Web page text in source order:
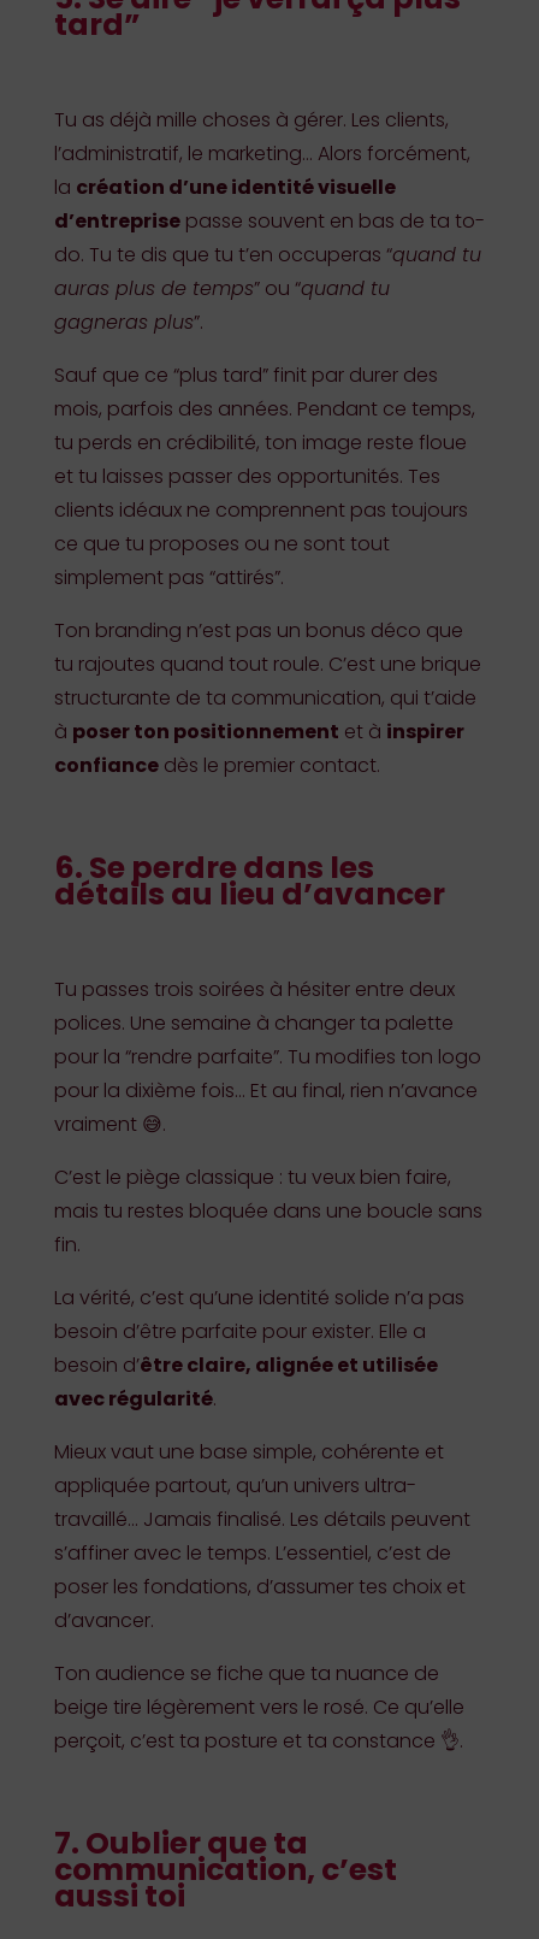
tard”
Tu as déjà mille choses à gérer. Les clients,
l’administratif, le marketing… Alors forcément,
la création d’une identité visuelle
d’entreprisepasse souvent en bas de ta to-
do. Tu te dis que tu t’en occuperas “quand tu
auras plus de temps” ou “quand tu
gagneras plus”.
Sauf que ce “plus tard” finit par durer des
mois, parfois des années. Pendant ce temps,
tu perds en crédibilité, ton image reste floue
et tu laisses passer des opportunités. Tes
clients idéaux ne comprennent pas toujours
ce que tu proposes ou ne sont tout
simplement pas “attirés”.
Ton branding n’est pas un bonus déco que
tu rajoutes quand tout roule. C’est une brique
structurante de ta communication, qui t’aide
à poser ton positionnement et à inspirer
confiancedès le premier contact.
6. Se perdre dans les
détails au lieu d’avancer
Tu passes trois soirées à hésiter entre deux
polices. Une semaine à changer ta palette
pour la “rendre parfaite”. Tu modifies ton logo
pour la dixième fois… Et au final, rien n’avance
vraiment 😅.
C’est le piège classique : tu veux bien faire,
mais tu restes bloquée dans une boucle sans
fin.
La vérité, c’est qu’une identité solide n’a pas
besoin d’être parfaite pour exister. Elle a
besoin d’être claire, alignée et utilisée
avec régularité.
Mieux vaut une base simple, cohérente et
appliquée partout, qu’un univers ultra-
travaillé… Jamais finalisé. Les détails peuvent
s’affiner avec le temps. L’essentiel, c’est de
poser les fondations, d’assumer tes choix et
d’avancer.
Ton audience se fiche que ta nuance de
beige tire légèrement vers le rosé. Ce qu’elle
perçoit, c’est ta posture et ta constance 👌.
7. Oublier que ta
communication, c’est
aussi toi